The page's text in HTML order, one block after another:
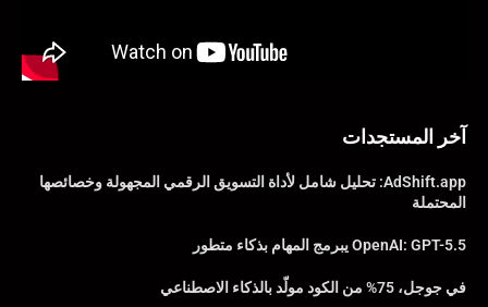
آخر المستجدات
AdShift.app: تحليل شامل لأداة التسويق الرقمي المجهولة وخصائصها
المحتملة
OpenAI: GPT-5.5 يبرمج المهام بذكاء متطور
في جوجل، 75% من الكود مولّد بالذكاء الاصطناعي